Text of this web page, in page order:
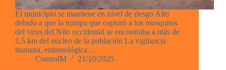
El municipio se mantiene en nivel de riesgo Alto
debido a que la trampa que capturó a los mosquitos
del virus del Nilo occidental se encontraba a más de
1,5 km del núcleo de la población La vigilancia
humana, entomológica…
ControlM
21/10/2025